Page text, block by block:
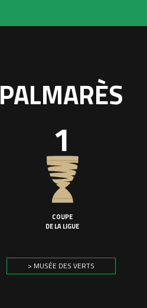
PALMARÈS
1
COUPE
DE LA LIGUE
> MUSÉE DES VERTS